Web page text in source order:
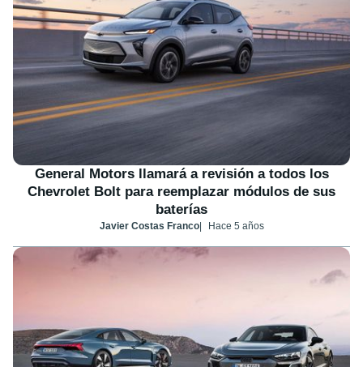
General Motors llamará a revisión a todos los
Chevrolet Bolt para reemplazar módulos de sus
baterías
Javier Costas Franco Hace 5 años